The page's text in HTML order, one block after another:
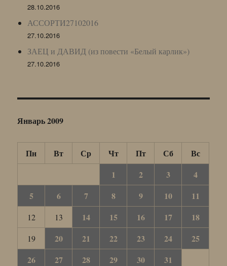
28.10.2016
АССОРТИ27102016
27.10.2016
ЗАЕЦ и ДАВИД (из повести «Белый карлик»)
27.10.2016
Январь 2009
Пн Вт Ср Чт Пт Сб
Вс
1
2 3
4
5
6 7 8 9 10 11
12 13 14 15 16 17 18
19 20 21 22 23 24
25
26
27 28 29 30 31